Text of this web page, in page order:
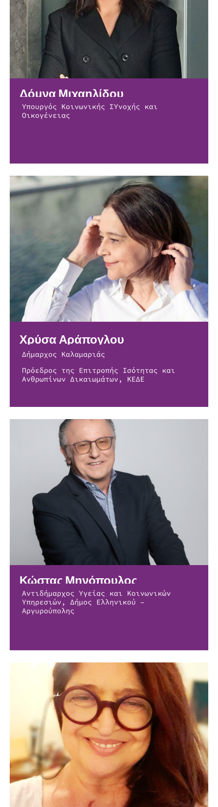
Δόμνα Μιχαηλίδου
Υπουργός Κοινωνικής ΣΥνοχής και
Οικογένειας
Χρύσα Αράπογλου
Δήμαρχος Καλαμαριάς
Πρόεδρος της Επιτροπής Ισότητας και
Ανθρωπίνων Δικαιωμάτων, ΚΕΔΕ
Κώστας Μηνόπουλος
Αντιδήμαρχος Υγείας και Κοινωνικών
Υπηρεσιών, Δήμος Ελληνικού –
Αργυρούπολης